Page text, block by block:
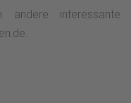
andere interessante